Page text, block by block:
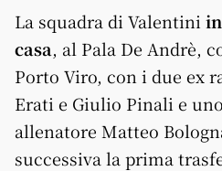
La squadra di Valentini
casa, al Pala De Andrè,
Porto Viro, con i due ex
Erati e Giulio Pinali e
allenatore Matteo
successiva la prima